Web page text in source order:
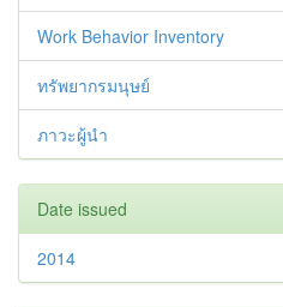
Work Behavior Inventory
ทรัพยากรมนุษย์
ภาวะผู้นำ
Date issued
2014